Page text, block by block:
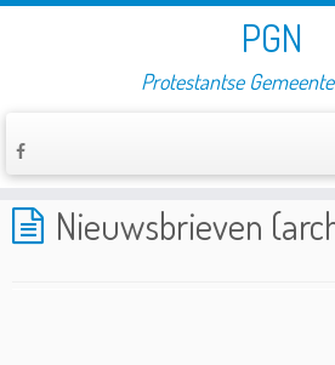
PGN
Protestantse
Nieuwsbrieven